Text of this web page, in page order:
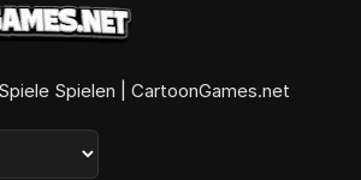
Spielen | CartoonGames.net